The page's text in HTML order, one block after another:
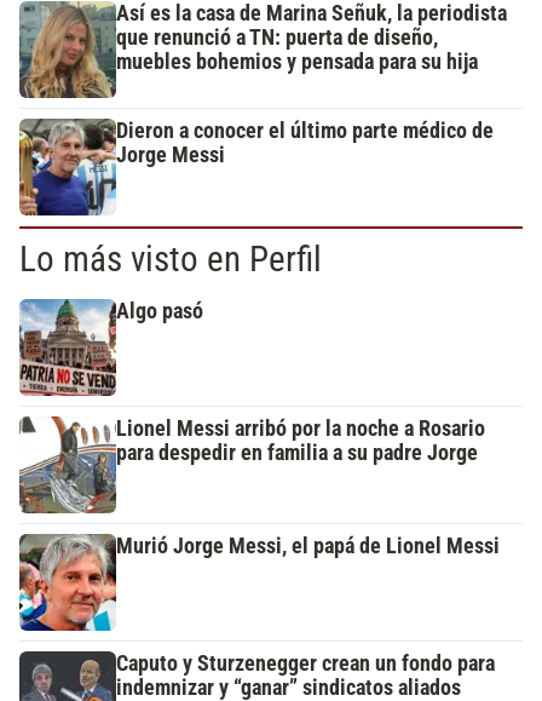
Así es la casa de Marina Señuk, la periodista
que renunció a TN: puerta de diseño,
muebles bohemios y pensada para su hija
Dieron a conocer el último parte médico de
Jorge Messi
Lo más visto en Perfil
Algo pasó
Lionel Messi arribó por la noche a Rosario
para despedir en familia a su padre Jorge
Murió Jorge Messi, el papá de Lionel Messi
Caputo y Sturzenegger crean un fondo para
indemnizar y “ganar” sindicatos aliados